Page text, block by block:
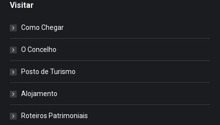
Visitar
Como Chegar
O Concelho
Posto de Turismo
Alojamento
Roteiros Patrimoniais